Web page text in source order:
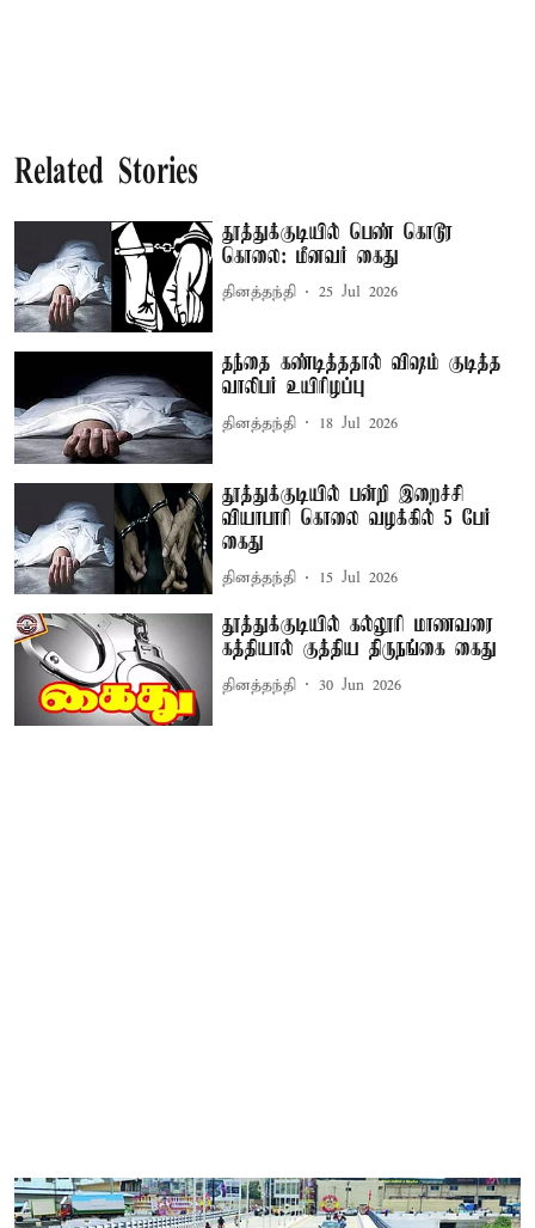
Related Stories
தூத்துக்குடியில் பெண் கொடூர
கொலை: மீனவர் கைது
தினத்தந்தி 25 Jul 2026
தந்தை கண்டித்ததால் விஷம் குடித்த
வாலிபர் உயிரிழப்பு
தினத்தந்தி 18 Jul 2026
தூத்துக்குடியில் பன்றி இறைச்சி
வியாபாரி கொலை வழக்கில் 5 பேர்
கைது
தினத்தந்தி 15 Jul 2026
தூத்துக்குடியில் கல்லூரி மாணவரை
கத்தியால் குத்திய திருநங்கை கைது
தினத்தந்தி 30 Jun 2026